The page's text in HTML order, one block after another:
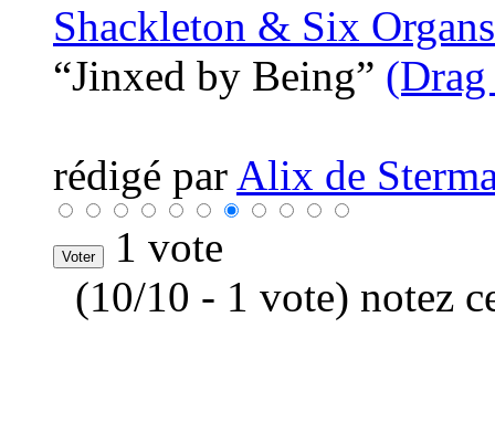
Shackleton & Six
“Jinxed by Being”
rédigé par Alix de
1 vote
(10/10 - 1 vote) notez